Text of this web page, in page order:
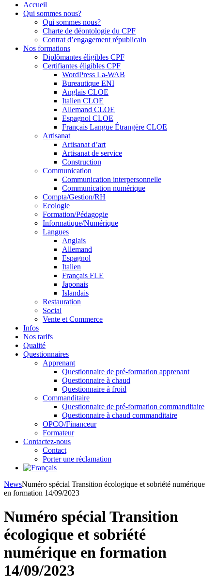
Accueil
Qui sommes nous?
Qui sommes nous?
Charte de déontologie du CPF
Contrat d’engagement républicain
Nos formations
Diplômantes éligibles CPF
Certifiantes éligibles CPF
WordPress La-WAB
Bureautique ENI
Anglais CLOE
Italien CLOE
Allemand CLOE
Espagnol CLOE
Français Langue Étrangère CLOE
Artisanat
Artisanat d’art
Artisanat de service
Construction
Communication
Communication interpersonnelle
Communication numérique
Compta/Gestion/RH
Ecologie
Formation/Pédagogie
Informatique/Numérique
Langues
Anglais
Allemand
Espagnol
Italien
Français FLE
Japonais
Islandais
Restauration
Social
Vente et Commerce
Infos
Nos tarifs
Qualité
Questionnaires
Apprenant
Questionnaire de pré-formation apprenant
Questionnaire à chaud
Questionnaire à froid
Commanditaire
Questionnaire de pré-formation commanditaire
Questionnaire à chaud commanditaire
OPCO/Financeur
Formateur
Contactez-nous
Contact
Porter une réclamation
NewsNuméro spécial Transition écologique et sobriété numérique
en formation 14/09/2023
Numéro spécial Transition
écologique et sobriété
numérique en formation
14/09/2023